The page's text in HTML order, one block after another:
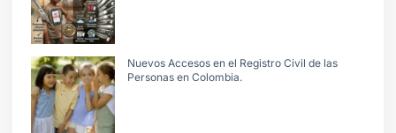
Nuevos Accesos en el Registro Civil de las
Personas en Colombia.